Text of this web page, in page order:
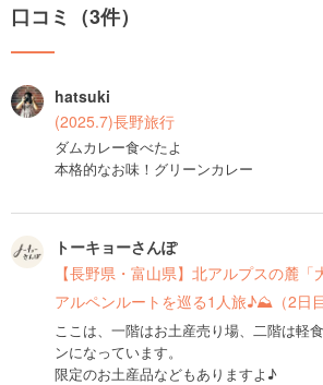
口コミ（3件）
hatsuki
(2025.7)長野旅行
ダムカレー食べたよ
本格的なお味！グリーンカレー
トーキョーさんぽ
【長野県・富山県】北アルプスの麓
アルペンルートを巡る1人旅♪⛰（2日目
ここは、一階はお土産売り場、二階は軽
ンになっています。
限定のお土産品などもありますよ♪